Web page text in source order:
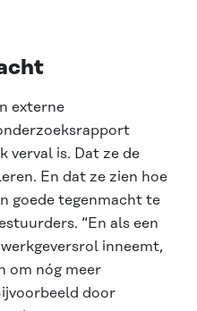
externe
verval is. Dat ze de
En dat ze zien hoe
goede tegenmacht te
“En als een
inneemt,
om nóg meer
door